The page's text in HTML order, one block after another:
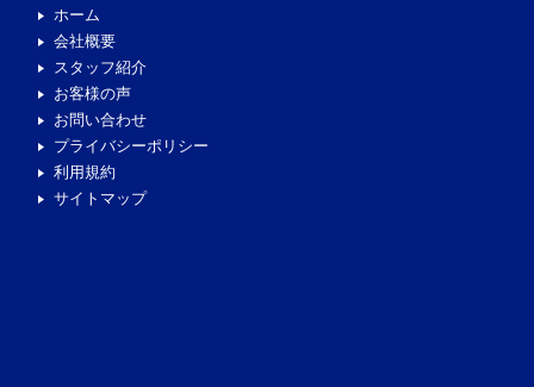
ホーム
会社概要
スタッフ紹介
お客様の声
お問い合わせ
プライバシーポリシー
利用規約
サイトマップ